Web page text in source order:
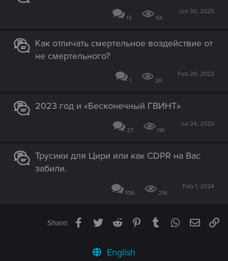
13 6K
Jun 30, 2025
Как отличать смертельное воздействие от
не смертельного?
1 2K
Feb 20, 2022
2023 год и «Бесконечный ГВИНТ»
37 11K
Jul 24, 2023
Трусики для Цири или как CDPR на Вас
забили.
106 21K
Feb 1, 2024
Share: Facebook
TwitterReddit PinterestTumblrWhatsApp
Email
English